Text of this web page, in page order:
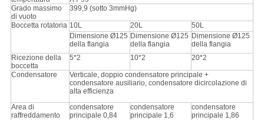
Grado massimo
di vuoto
399,9 (sotto 3mmHg)
Boccetta rotatoria 10L 20L
50L
Dimensione Ø125
della flangia
Dimensione Ø125
della flangia
Dimensione Ø125
della flangia
Ricezione della
boccetta
5*2 10*2 20*2
Condensatore
Verticale, doppio condensatore principale +
condensatore ausiliario, condensatore dicircolazione di
alta efficienza
Area di
raffreddamento
condensatore
principale 0,84
condensatore
principale 1,6
condensatore
principale 1,86